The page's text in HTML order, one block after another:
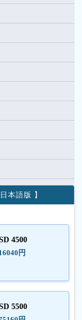
本語版 】
4500
円
5500